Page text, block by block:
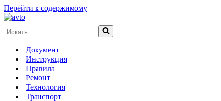
Перейти к содержимому
Искать...
Документ
Инструкция
Правила
Ремонт
Технология
Транспорт